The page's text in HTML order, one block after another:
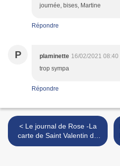
journée, bises, Martine
Répondre
P plaminette 16/02/2021 08:40
trop sympa
Répondre
< Le journal de Rose -La
carte de Saint Valentin de
Liliane et Erik